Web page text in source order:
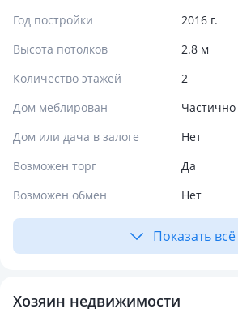
Год постройки
2016 г.
Высота потолков
2.8 м
Количество этажей
2
Дом меблирован
Частично
Дом или дача в залоге
Нет
Возможен торг
Да
Возможен обмен
Нет
Показать всё
Хозяин недвижимости